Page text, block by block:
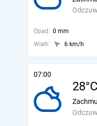
Opad: 0 mm
Wiatr:
6 km/h
07:00
28°C